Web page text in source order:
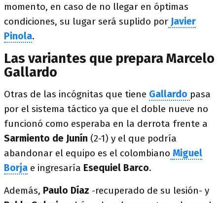
momento, en caso de no llegar en óptimas
condiciones, su lugar será suplido por Javier
Pinola.
Las variantes que prepara Marcelo
Gallardo
Otras de las incógnitas que tiene Gallardo pasa
por el sistema táctico ya que el doble nueve no
funcionó como esperaba en la derrota frente a
Sarmiento de Junín (2-1) y el que podría
abandonar el equipo es el colombiano Miguel
Borja e ingresaría Esequiel Barco.
Además, Paulo Díaz -recuperado de su lesión- y